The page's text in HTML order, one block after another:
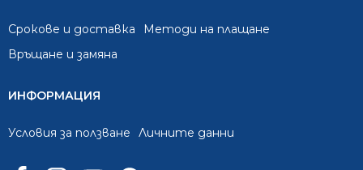
Срокове и доставка
Методи на плащане
Връщане и замяна
ИНФОРМАЦИЯ
Условия за ползване Личните данни